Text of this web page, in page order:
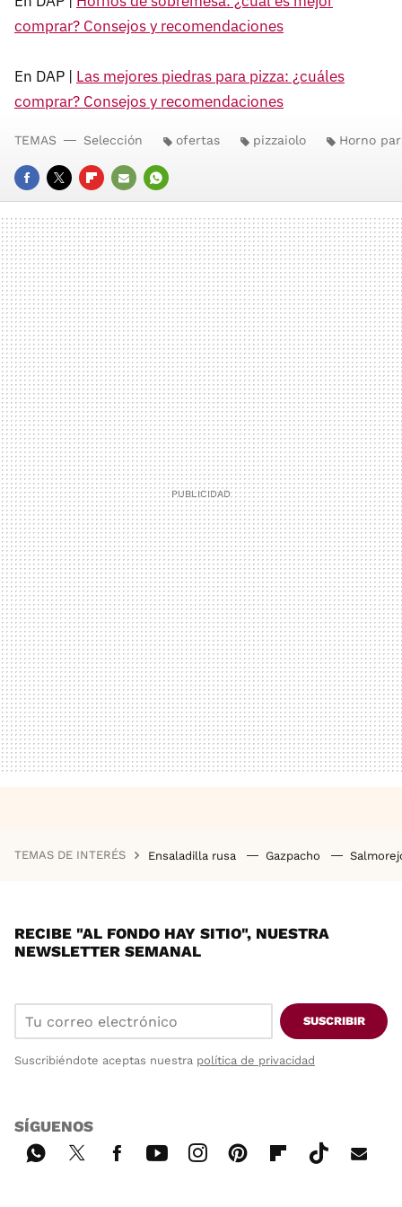
comprar? Consejos y recomendaciones
En DAP | Las mejores piedras para pizza: ¿cuáles
comprar? Consejos y recomendaciones
FACEBOOK
TWITTERFLIPBOARD
E-
MAIL
WHATSAPP
TEMAS Selección ofertas pizzaiolo Horno
TEMAS DE INTERÉS Ensaladilla rusa Gazpacho
RECIBE "AL FONDO HAY SITIO", NUESTRA
NEWSLETTER SEMANAL
SUSCRIBIR
Suscribiéndote aceptas nuestra política de privacidad
SÍGUENOS